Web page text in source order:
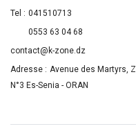
Tel : 041510713
0553 63 04 68
contact@k-zone.dz
Adresse : Avenue des Martyrs, ZI
N°3 Es-Senia - ORAN